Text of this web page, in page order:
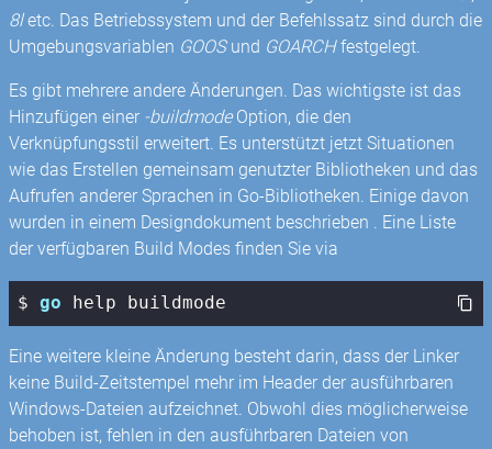
8letc. Das Betriebssystem und der Befehlssatz sind durch die
Umgebungsvariablen GOOSund GOARCHfestgelegt.
Es gibt mehrere andere Änderungen. Das wichtigste ist das
Hinzufügen einer -buildmodeOption, die den
Verknüpfungsstil erweitert. Es unterstützt jetzt Situationen
wie das Erstellen gemeinsam genutzter Bibliotheken und das
Aufrufen anderer Sprachen in Go-Bibliotheken. Einige davon
wurden in einem Designdokument beschrieben . Eine Liste
der verfügbaren Build Modes finden Sie via
$ go help buildmode
Eine weitere kleine Änderung besteht darin, dass der Linker
keine Build-Zeitstempel mehr im Header der ausführbaren
Windows-Dateien aufzeichnet. Obwohl dies möglicherweise
behoben ist, fehlen in den ausführbaren Dateien von